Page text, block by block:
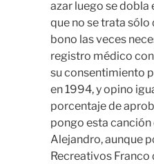
azar luego se dobla
que no se trata sólo
bono las veces
registro médico
su consentimiento
en 1994, y opino
porcentaje de
pongo esta
Alejandro, aunque
Recreativos Franco